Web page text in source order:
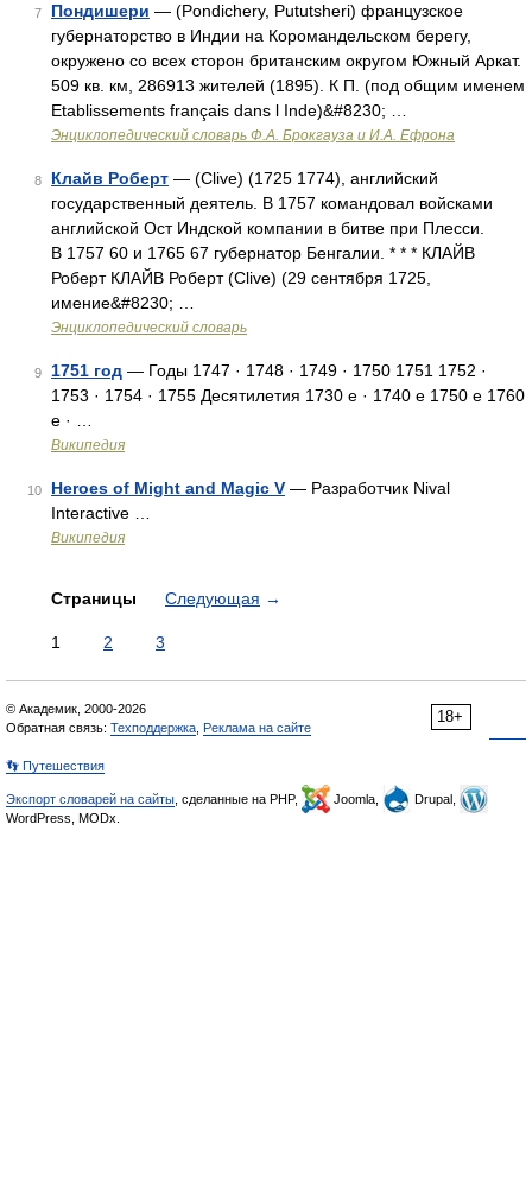
7 Пондишери — (Pondichery, Pututsheri) французское
губернаторство в Индии на Коромандельском берегу,
окружено со всех сторон британским округом Южный Аркат.
509 кв. км, 286913 жителей (1895). К П. (под общим именем
Etablissements français dans l Inde)&#8230; …
Энциклопедический словарь Ф.А. Брокгауза и И.А. Ефрона
8 Клайв Роберт — (Clive) (1725 1774), английский
государственный деятель. В 1757 командовал войсками
английской Ост Индской компании в битве при Плесси.
В 1757 60 и 1765 67 губернатор Бенгалии. * * * КЛАЙВ
Роберт КЛАЙВ Роберт (Clive) (29 сентября 1725,
имение&#8230; …
Энциклопедический словарь
9 1751 год — Годы 1747 · 1748 · 1749 · 1750 1751 1752 ·
1753 · 1754 · 1755 Десятилетия 1730 е · 1740 е 1750 е 1760
е · …
Википедия
10 Heroes of Might and Magic V — Разработчик Nival
Interactive …
Википедия
Страницы Следующая →
1 2 3
18+
© Академик, 2000-2026
Обратная связь: Техподдержка Реклама на сайте
👣 Путешествия
Экспорт словарей на сайты , сделанные на PHP, Joomla,
Drupal,
WordPress, MODx.